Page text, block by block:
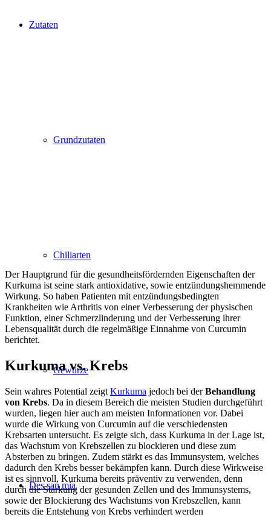
Zutaten
Grundzutaten
Chiliarten
Gewürze
Des san mia
Der Hauptgrund für die gesundheitsfördernden Eigenschaften der
Kurkuma ist seine stark antioxidative, sowie entzündungshemmende
Wirkung. So haben Patienten mit entzündungsbedingten
Krankheiten wie Arthritis von einer Verbesserung der physischen
Funktion, einer Schmerzlinderung und der Verbesserung ihrer
Lebensqualität durch die regelmäßige Einnahme von Curcumin
berichtet.
Kurkuma vs. Krebs
Sein wahres Potential zeigt Kurkuma jedoch bei derBehandlung
von Krebs. Da in diesem Bereich die meisten Studien durchgeführt
wurden, liegen hier auch am meisten Informationen vor. Dabei
wurde die Wirkung von Curcumin auf die verschiedensten
Krebsarten untersucht. Es zeigte sich, dass Kurkuma in der Lage ist,
das Wachstum von Krebszellen zu blockieren und diese zum
Absterben zu bringen. Zudem stärkt es das Immunsystem, welches
dadurch den Krebs besser bekämpfen kann. Durch diese Wirkweise
ist es sinnvoll, Kurkuma bereits präventiv zu verwenden, denn
durch die Stärkung der gesunden Zellen und des Immunsystems,
sowie der Blockierung des Wachstums von Krebszellen, kann
bereits die Entstehung von Krebs verhindert werden